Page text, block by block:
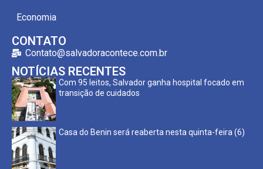
Economia
CONTATO
Contato@salvadoracontece.com.br
NOTÍCIAS RECENTES
Com 95 leitos, Salvador ganha hospital focado em
transição de cuidados
Casa do Benin será reaberta nesta quinta-feira (6)